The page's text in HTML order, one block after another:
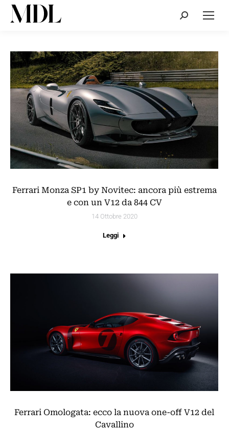
Cerca:
Ferrari Monza SP1 by Novitec: ancora più estrema
e con un V12 da 844 CV
14 Ottobre 2020
Leggi
Ferrari Omologata: ecco la nuova one-off V12 del
Cavallino